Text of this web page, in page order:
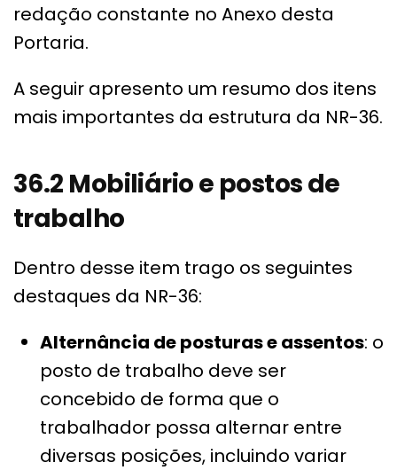
redação constante no Anexo desta
Portaria.
A seguir apresento um resumo dos itens
mais importantes da estrutura da NR-36.
36.2 Mobiliário e postos de
trabalho
Dentro desse item trago os seguintes
destaques da NR-36:
Alternância de posturas e assentos: o
posto de trabalho deve ser
concebido de forma que o
trabalhador possa alternar entre
diversas posições, incluindo variar